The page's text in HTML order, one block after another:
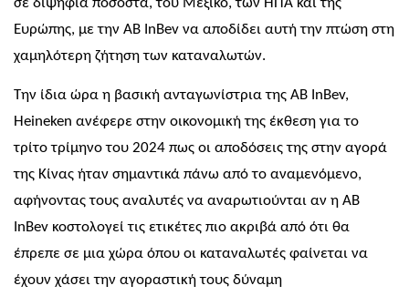
Ευρώπης, με την AB InBev να αποδίδει αυτή την πτώση στη
χαμηλότερη ζήτηση των καταναλωτών.
Την ίδια ώρα η βασική ανταγωνίστρια της AB InBev,
Heineken ανέφερε στην οικονομική της έκθεση για το
τρίτο τρίμηνο του 2024 πως οι αποδόσεις της στην αγορά
της Κίνας ήταν σημαντικά πάνω από το αναμενόμενο,
αφήνοντας τους αναλυτές να αναρωτιούνται αν η AB
InBev κοστολογεί τις ετικέτες πιο ακριβά από ότι θα
έπρεπε σε μια χώρα όπου οι καταναλωτές φαίνεται να
έχουν χάσει την αγοραστική τους δύναμη